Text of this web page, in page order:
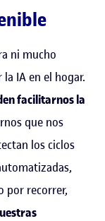
ni mucho
IA en el hogar.
facilitarnos la
que nos
los ciclos
por recorrer,